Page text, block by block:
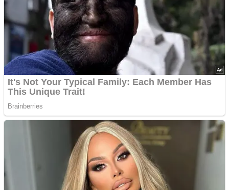
Advertisements